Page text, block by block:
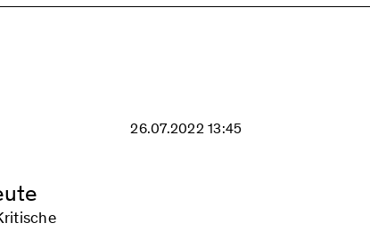
26.07.2022 13:45